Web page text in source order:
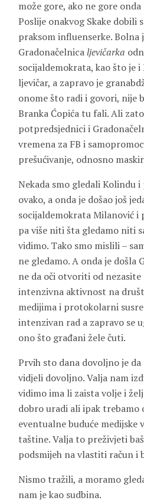
može gore, ako ne gore
Poslije onakvog Skake dobili
praksom influenserke. Bolna
Gradonačelnicaljevičarka
socijaldemokrata, kao što je
ljevičar, a zapravo je
onome što radi i govori, nije
Branka Ćopića tu fali. Ali
potpredsjednici i
vremena za FB i
prešućivanje, odnosno
Nekada smo gledali Kolindu
ovako, a onda je došao još
socijaldemokrata Milanović i
pa više niti šta gledamo niti
vidimo. Tako smo mislili –
ne gledamo. A onda je došla
ne da oči otvoriti od nezasite
intenzivna aktivnost na
medijima i protokolarni
intenzivan rad a zapravo se
ono što građani žele čuti.
Prvih sto dana dovoljno je
vidjeli dovoljno. Valja nam
vidimo ima li zaista volje i
dobro uradi ali ipak trebamo
eventualne buduće
taštine. Valja to preživjeti
podsmijeh na vlastiti račun i
Nismo tražili, a moramo
nam je kao sudbina.